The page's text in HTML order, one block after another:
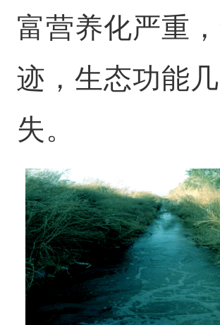
富营养化严重
迹，生态功能
失。